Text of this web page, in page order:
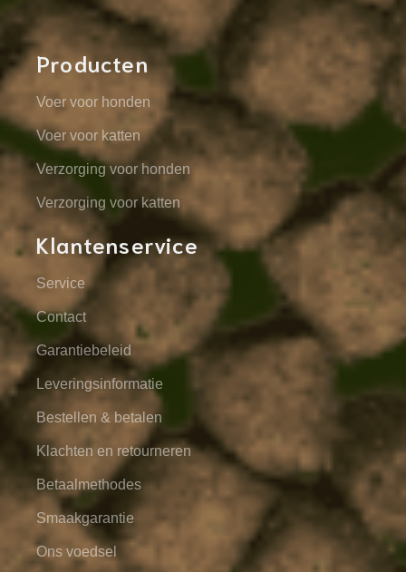
Producten
Voer voor honden
Voer voor katten
Verzorging voor honden
Verzorging voor katten
Klantenservice
Service
Contact
Garantiebeleid
Leveringsinformatie
Bestellen & betalen
Klachten en retourneren
Betaalmethodes
Smaakgarantie
Ons voedsel